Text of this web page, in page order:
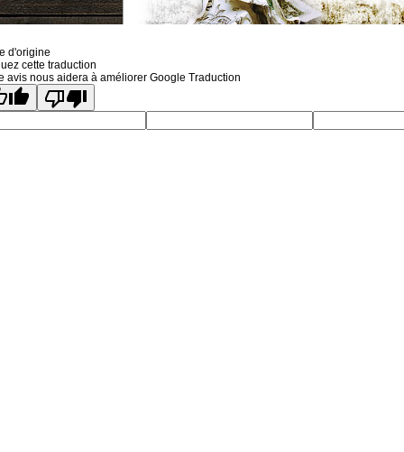
d'origine
cette traduction
avis nous aidera à améliorer Google Traduction